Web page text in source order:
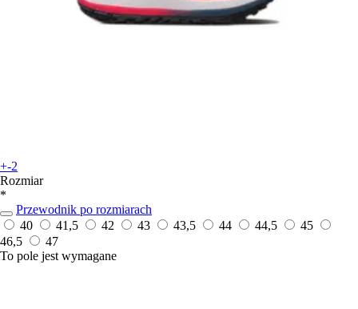
+-2
Rozmiar
*
Przewodnik po rozmiarach
40
41,5 42 43 43,5 44 44,5
45
46,5
47
To pole jest wymagane